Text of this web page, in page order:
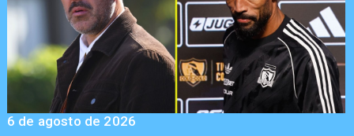
6 de agosto de 2026